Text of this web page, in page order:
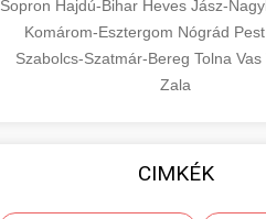
Sopron Hajdú-Bihar Heves Jász-
Komárom-Esztergom Nógrád Pest
Szabolcs-Szatmár-Bereg Tolna Vas
Zala
CIMKÉK